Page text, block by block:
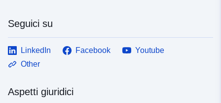
Seguici su
LinkedIn Facebook
Youtube
Other
Aspetti giuridici